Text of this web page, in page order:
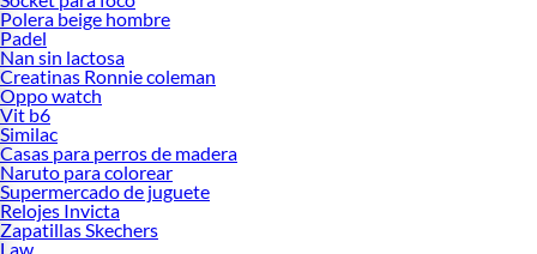
Polera beige hombre
Padel
Nan sin lactosa
Creatinas Ronnie coleman
Oppo watch
Vit b6
Similac
Casas para perros de madera
Naruto para colorear
Supermercado de juguete
Relojes Invicta
Zapatillas Skechers
Law